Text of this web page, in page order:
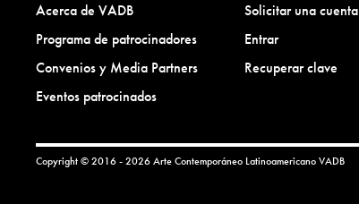
Acerca de VADB
Programa de patrocinadores
Convenios y Media Partners
Eventos patrocinados
Solicitar una cuenta
Entrar
Recuperar clave
Copyright © 2016 - 2026 Arte Contemporáneo LatinoamericanoVADB